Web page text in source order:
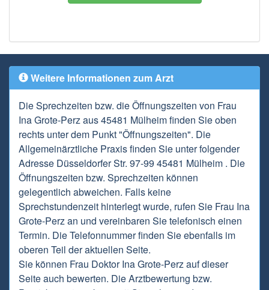
Weitere Informationen zum Arzt
Die Sprechzeiten bzw. die Öffnungszeiten von Frau
Ina Grote-Perz aus 45481 Mülheim finden Sie oben
rechts unter dem Punkt "Öffnungszeiten". Die
Allgemeinärztliche Praxis finden Sie unter folgender
Adresse Düsseldorfer Str. 97-99 45481 Mülheim . Die
Öffnungszeiten bzw. Sprechzeiten können
gelegentlich abweichen. Falls keine
Sprechstundenzeit hinterlegt wurde, rufen Sie Frau Ina
Grote-Perz an und vereinbaren Sie telefonisch einen
Termin. Die Telefonnummer finden Sie ebenfalls im
oberen Teil der aktuellen Seite.
Sie können Frau Doktor Ina Grote-Perz auf dieser
Seite auch bewerten. Die Arztbewertung bzw.